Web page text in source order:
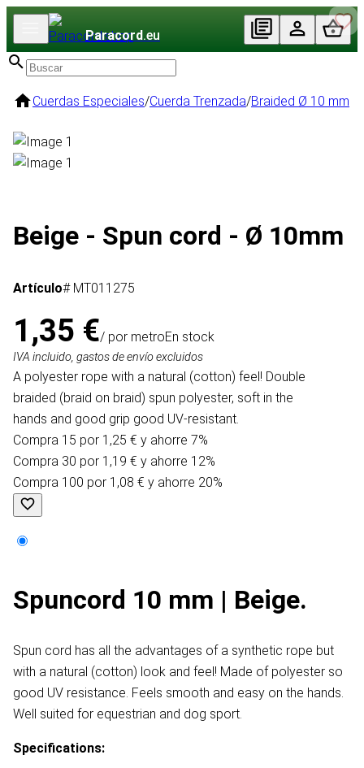
Paracord.eu
Cuerdas Especiales/Cuerda Trenzada/Braided Ø 10 mm
Beige - Spun cord - Ø 10mm
Artículo# MT011275
1,35 €/ por metroEn stock
IVA incluido, gastos de envío excluidos
A polyester rope with a natural (cotton) feel! Double
braided (braid on braid) spun polyester, soft in the
hands and good grip good UV-resistant.
Compra 15 por 1,25 € y ahorre 7%
Compra 30 por 1,19 € y ahorre 12%
Compra 100 por 1,08 € y ahorre 20%
Spuncord 10 mm | Beige.
Spun cord has all the advantages of a synthetic rope but
with a natural (cotton) look and feel! Made of polyester so
good UV resistance. Feels smooth and easy on the hands.
Well suited for equestrian and dog sport.
Specifications: